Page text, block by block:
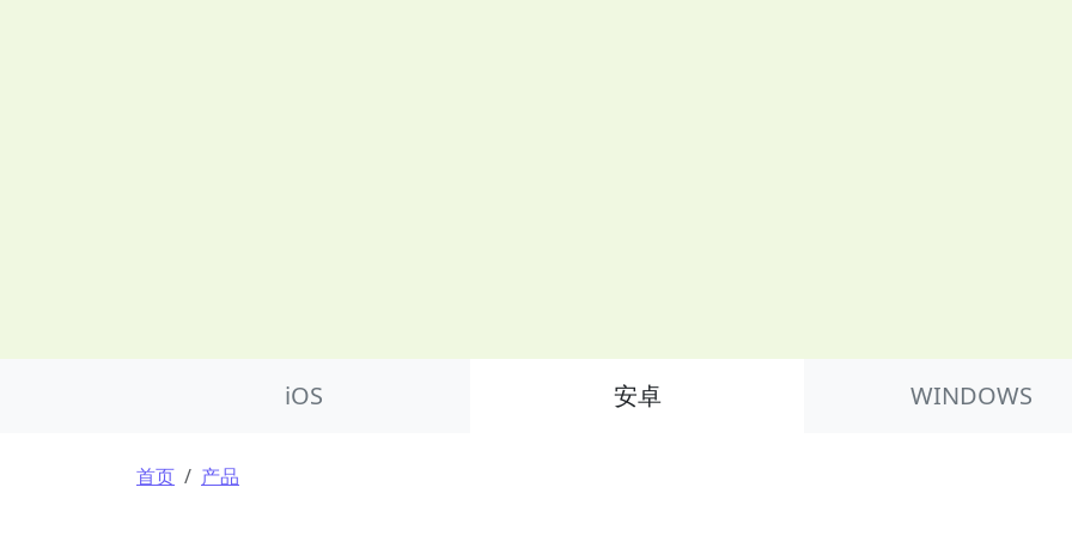
iOS 安卓 WINDOWS
面包屑
首页 产品